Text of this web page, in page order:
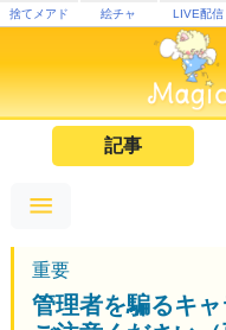
捨てメアド 絵チャ LIVE配信
記事
重要
管理者を騙るキ